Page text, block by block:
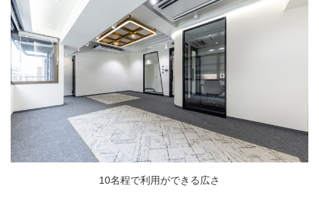
10名程で利用ができる広さ